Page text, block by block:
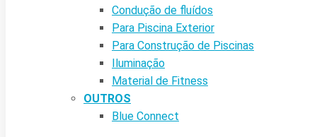
Condução de fluídos
Para Piscina Exterior
Para Construção de Piscinas
Iluminação
Material de Fitness
OUTROS
Blue Connect